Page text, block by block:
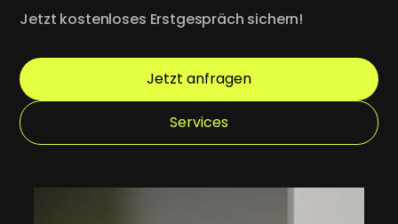
Jetzt kostenloses Erstgespräch sichern!
Jetzt anfragen
Services